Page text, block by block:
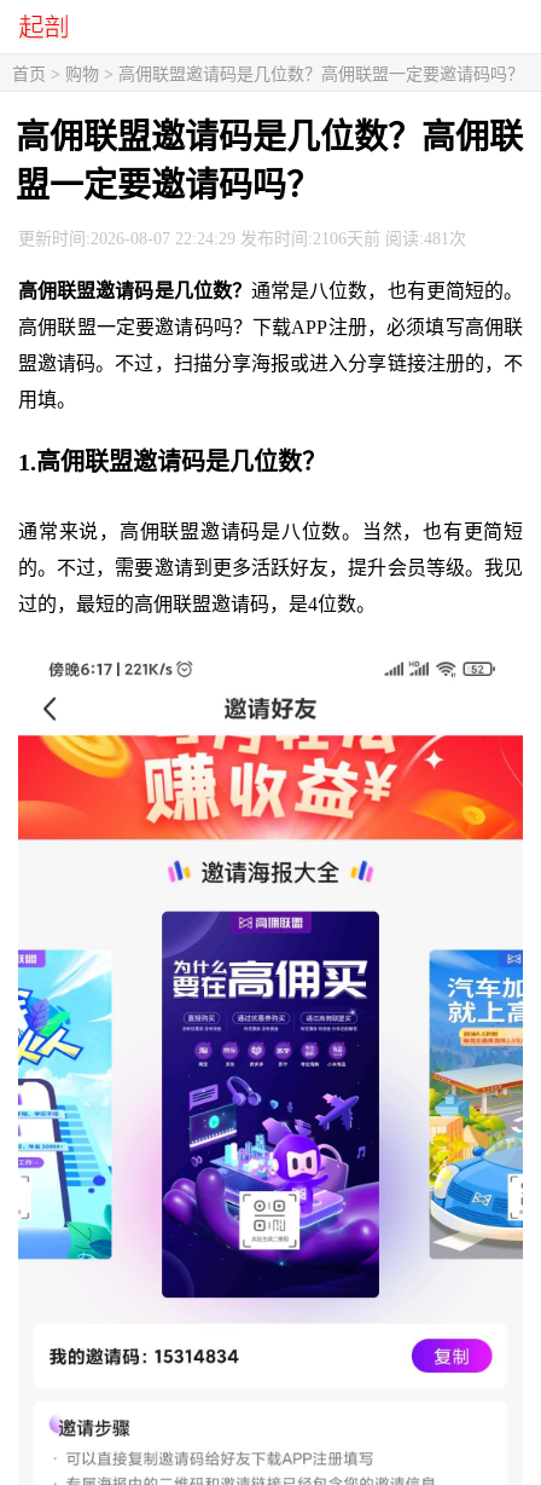
首页 > 购物 > 高佣联盟邀请码是几位数？高佣联盟一定要邀请码吗？
高佣联盟邀请码是几位数？高佣联
盟一定要邀请码吗？
更新时间:2026-08-07 22:24:29 发布时间:2106天前 阅读:481次
高佣联盟邀请码是几位数？ 通常是八位数，也有更简短的。
高佣联盟一定要邀请码吗？下载APP注册，必须填写高佣联
盟邀请码。不过，扫描分享海报或进入分享链接注册的，不
用填。
1.高佣联盟邀请码是几位数？
通常来说，高佣联盟邀请码是八位数。当然，也有更简短
的。不过，需要邀请到更多活跃好友，提升会员等级。我见
过的，最短的高佣联盟邀请码，是4位数。